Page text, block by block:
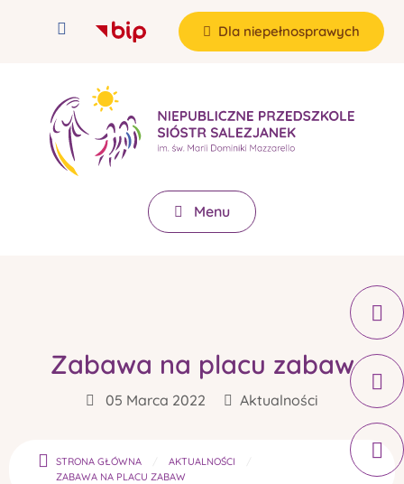
Dla niepełnosprawych
Menu
Zabawa na placu zabaw
05 Marca 2022 Aktualności
STRONA GŁÓWNA
AKTUALNOŚCI
ZABAWA NA PLACU ZABAW